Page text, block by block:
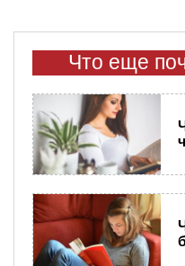
Что еще